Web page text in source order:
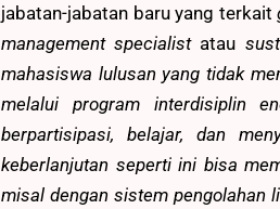
jabatan-jabatan baru yang terkait
management specialist atau
mahasiswa lulusan yang tidak
melalui program interdisiplin
berpartisipasi, belajar, dan
keberlanjutan seperti ini bisa
misal dengan sistem pengolahan